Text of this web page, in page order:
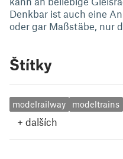
Denkbar ist auch eine
oder gar Maßstäbe, nur
Štítky
modelrailway modeltrains
+ dalších